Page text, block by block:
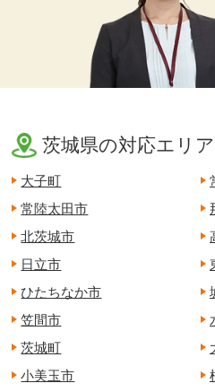
茨城県の対応エリア
大子町
常陸太田市
北茨城市
日立市
ひたちなか市
笠間市
茨城町
小美玉市